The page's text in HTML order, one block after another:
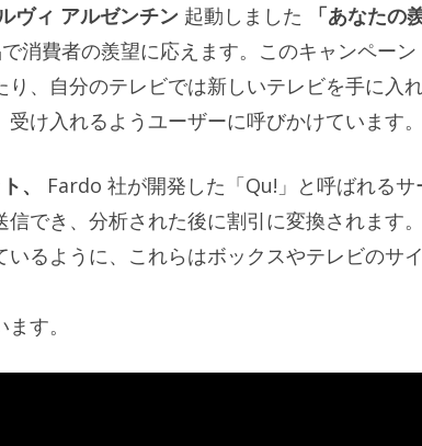
ヴィ アルゼンチン 起動しました 「あなたの
消費者の羨望に応えます。このキャンペーン
、自分のテレビでは新しいテレビを手に入
け入れるようユーザーに呼びかけています
、 Fardo 社が開発した「Qu!」と呼ばれるサ
でき、分析された後に割引に変換されます
るように、これらはボックスやテレビのサ
す。